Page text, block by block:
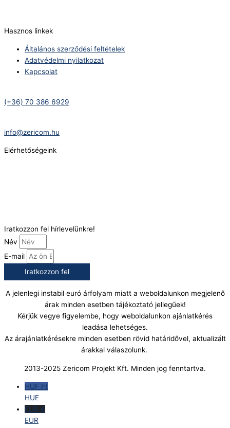
Hasznos linkek
Általános szerződési feltételek
Adatvédelmi nyilatkozat
Kapcsolat
(+36) 70 386 6929
info@zericom.hu
Elérhetőségeink
Iratkozzon fel hírlevelünkre!
Név
E-mail
Iratkozzon fel
A jelenlegi instabil euró árfolyam miatt a weboldalunkon megjelenő
árak minden esetben tájékoztató jellegűek!
Kérjük vegye figyelembe, hogy weboldalunkon ajánlatkérés
leadása lehetséges.
Az árajánlatkérésekre minden esetben rövid határidővel, aktualizált
árakkal válaszolunk.
2013-2025 Zericom Projekt Kft. Minden jog fenntartva.
HUF Ft
HUF
EUR €
EUR